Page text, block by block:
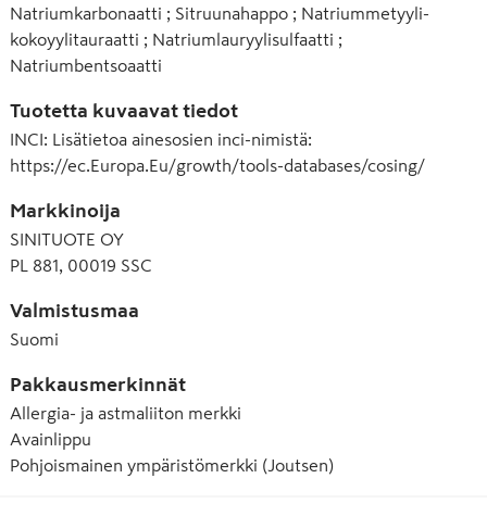
Natriumkarbonaatti ; Sitruunahappo ; Natriummetyyli-
kokoyylitauraatti ; Natriumlauryylisulfaatti ;
Natriumbentsoaatti
Tuotetta kuvaavat tiedot
INCI: Lisätietoa ainesosien inci-nimistä:
https://ec.Europa.Eu/growth/tools-databases/cosing/
Markkinoija
SINITUOTE OY
PL 881, 00019 SSC
Valmistusmaa
Suomi
Pakkausmerkinnät
Allergia- ja astmaliiton merkki
Avainlippu
Pohjoismainen ympäristömerkki (Joutsen)